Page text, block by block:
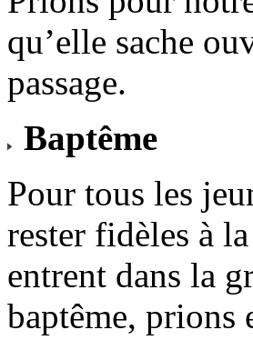
qu’elle sache
passage.
Baptême
Pour tous les
rester fidèles à
entrent dans la
baptême, prions